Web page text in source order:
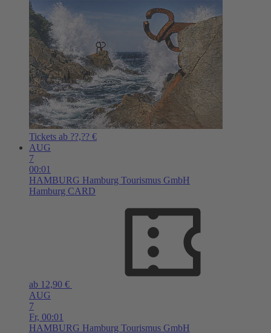
Tickets ab ??,?? €
AUG
7
00:01
HAMBURG Hamburg Tourismus GmbH
Hamburg CARD
ab 12,90 €
AUG
7
Fr, 00:01
HAMBURG Hamburg Tourismus GmbH